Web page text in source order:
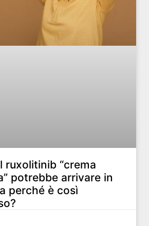
ruxolitinib “crema
potrebbe arrivare in
perché è così